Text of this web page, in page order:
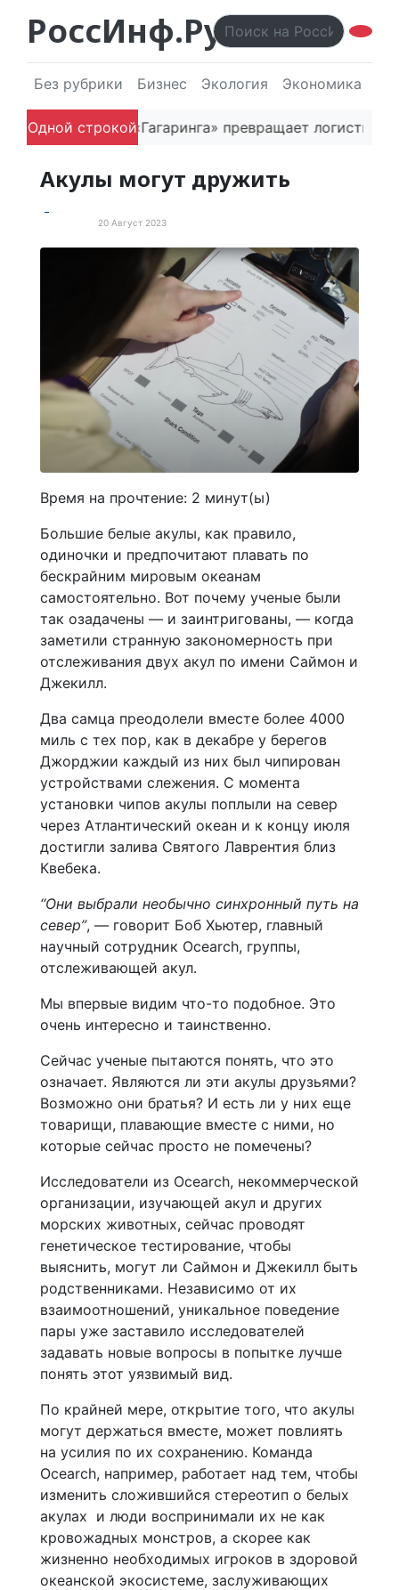
РоссИнф.Ру
Без рубрики Бизнес Экология Экономика
Одной строкой
основатель «Гагаринга» превращает
Акулы могут дружить
20 Август 2023
Время на прочтение: 2 минут(ы)
Большие белые акулы, как правило,
одиночки и предпочитают плавать по
бескрайним мировым океанам
самостоятельно. Вот почему ученые были
так озадачены — и заинтригованы, — когда
заметили странную закономерность при
отслеживания двух акул по имени Саймон и
Джекилл.
Два самца преодолели вместе более 4000
миль с тех пор, как в декабре у берегов
Джорджии каждый из них был чипирован
устройствами слежения. С момента
установки чипов акулы поплыли на север
через Атлантический океан и к концу июля
достигли залива Святого Лаврентия близ
Квебека.
“Они выбрали необычно синхронный путь на
север”, — говорит Боб Хьютер, главный
научный сотрудник Ocearch, группы,
отслеживающей акул.
Мы впервые видим что-то подобное. Это
очень интересно и таинственно.
Сейчас ученые пытаются понять, что это
означает. Являются ли эти акулы друзьями?
Возможно они братья? И есть ли у них еще
товарищи, плавающие вместе с ними, но
которые сейчас просто не помечены?
Исследователи из Ocearch, некоммерческой
организации, изучающей акул и других
морских животных, сейчас проводят
генетическое тестирование, чтобы
выяснить, могут ли Саймон и Джекилл быть
родственниками. Независимо от их
взаимоотношений, уникальное поведение
пары уже заставило исследователей
задавать новые вопросы в попытке лучше
понять этот уязвимый вид.
По крайней мере, открытие того, что акулы
могут держаться вместе, может повлиять
на усилия по их сохранению. Команда
Ocearch, например, работает над тем, чтобы
изменить сложившийся стереотип о белых
акулах и люди воспринимали их не как
кровожадных монстров, а скорее как
жизненно необходимых игроков в здоровой
океанской экосистеме, заслуживающих